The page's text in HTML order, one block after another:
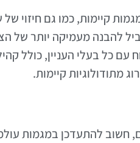
קיימות, כמו גם חיזוי של
להבנה מעמיקה יותר
כל בעלי העניין, כולל
מתודולוגיות קיימות.
חשוב להתעדכן במגמות